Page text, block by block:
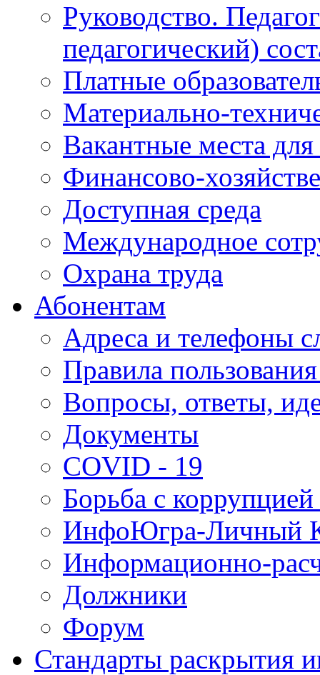
Руководство.
педагогический)
Платные
Материально-
Вакантные места
Финансово-
Доступная среда
Международное
Охрана труда
Абонентам
Адреса и телефоны
Правила
Вопросы, ответы,
Документы
COVID - 19
Борьба с
ИнфоЮгра-Личный
Информационно-
Должники
Форум
Стандарты раскрытия